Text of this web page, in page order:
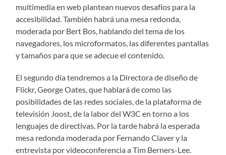
multimedia en web plantean nuevos desafíos para la
accesibilidad. También habrá una mesa redonda,
moderada por Bert Bos, hablando del tema de los
navegadores, los microformatos, las diferentes pantallas
y tamaños para que se adecue el contenido.
El segundo día tendremos a la Directora de diseño de
Flickr, George Oates, que hablará de como las
posibilidades de las redes sociales, de la plataforma de
televisión Joost, de la labor del W3C en torno a los
lenguajes de directivas. Por la tarde habrá la esperada
mesa redonda moderada por Fernando Claver y la
entrevista por videoconferencia a Tim Berners-Lee.